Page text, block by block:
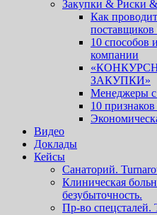
Закупки & Риски
Как
10 способов
компании
ЗАКУПКИ»
Менеджеры с
10
Видео
Доклады
Кейсы
Санаторий.
Клиническая
безубыточность.
Пр-во спецсталей.